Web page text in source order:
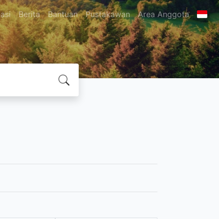
Berita Bantuan Pustakawan Area Anggota